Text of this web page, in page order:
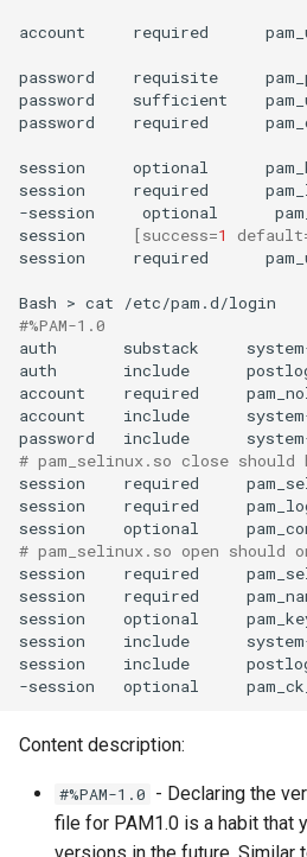
account required
password requisite
password
sufficient
password
required
session optional
session
required
-session
optional
session
[success=1 default
session
required
Bash > cat
#%PAM-1.0
auth
substack
auth
include
account
required
account
include
password
include
# pam_selinux.so close
session
required
session
required
session
optional
# pam_selinux.so open
session
required
session
required
session
optional
session
include
session
include
-session
optional
Content description:
#%PAM-1.0 - Declaring the
file for PAM1.0 is a habit that